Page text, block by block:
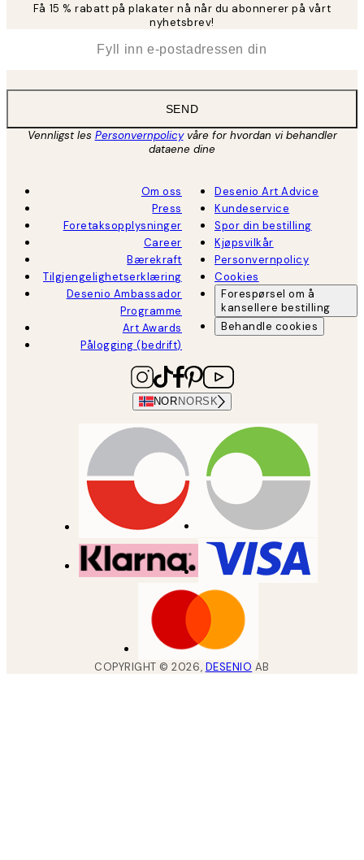
Få 15 % rabatt på plakater nå når du abonnerer på vårt
nyhetsbrev!
SEND
Vennligst les Personvernpolicyvåre for hvordan vi behandler
dataene dine
Om oss
Press
Foretaksopplysninger
Career
Bærekraft
Tilgjengelighetserklæring
Desenio Ambassador
Programme
Art Awards
Pålogging (bedrift)
Desenio Art Advice
Kundeservice
Spor din bestilling
Kjøpsvilkår
Personvernpolicy
Cookies
Forespørsel om å
kansellere bestilling
Behandle cookies
NOR NORSK
COPYRIGHT ©2026, DESENIO AB